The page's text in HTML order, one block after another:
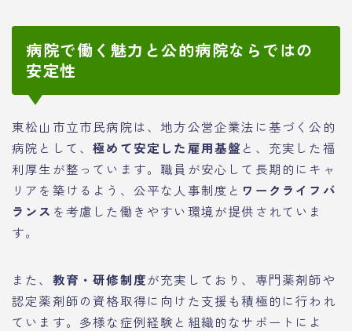
病院で働く魅力と公的病院ならではの
安定性
東松山市立市民病院は、地方公営企業法に基づく公的
病院として、極めて安定した雇用基盤 と、充実した福
利厚生が整っています。職員が安心して長期的にキャ
リアを築けるよう、公平な人事制度と ワークライフバ
ランス を考慮した働きやすい環境が提供されていま
す。
また、 教育・研修制度が充実しており、専門薬剤師や
認定薬剤師の資格取得に向けた支援も積極的に行われ
ています。多様な症例経験と組織的なサポートによ